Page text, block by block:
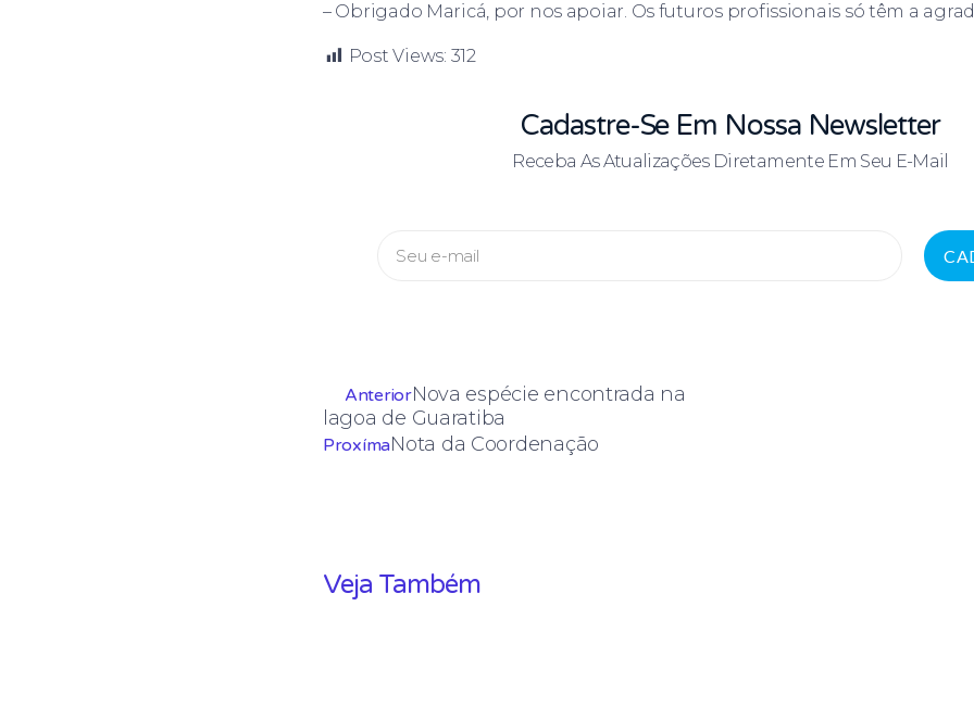
– Obrigado Maricá, por nos apoiar. Os futuros profissionais só têm a
Post Views: 312
Cadastre-Se Em Nossa Newsletter
Receba As Atualizações Diretamente Em Seu E-Mail
AnteriorNova espécie encontrada na
lagoa de Guaratiba
ProxímaNota da Coordenação
Veja Também